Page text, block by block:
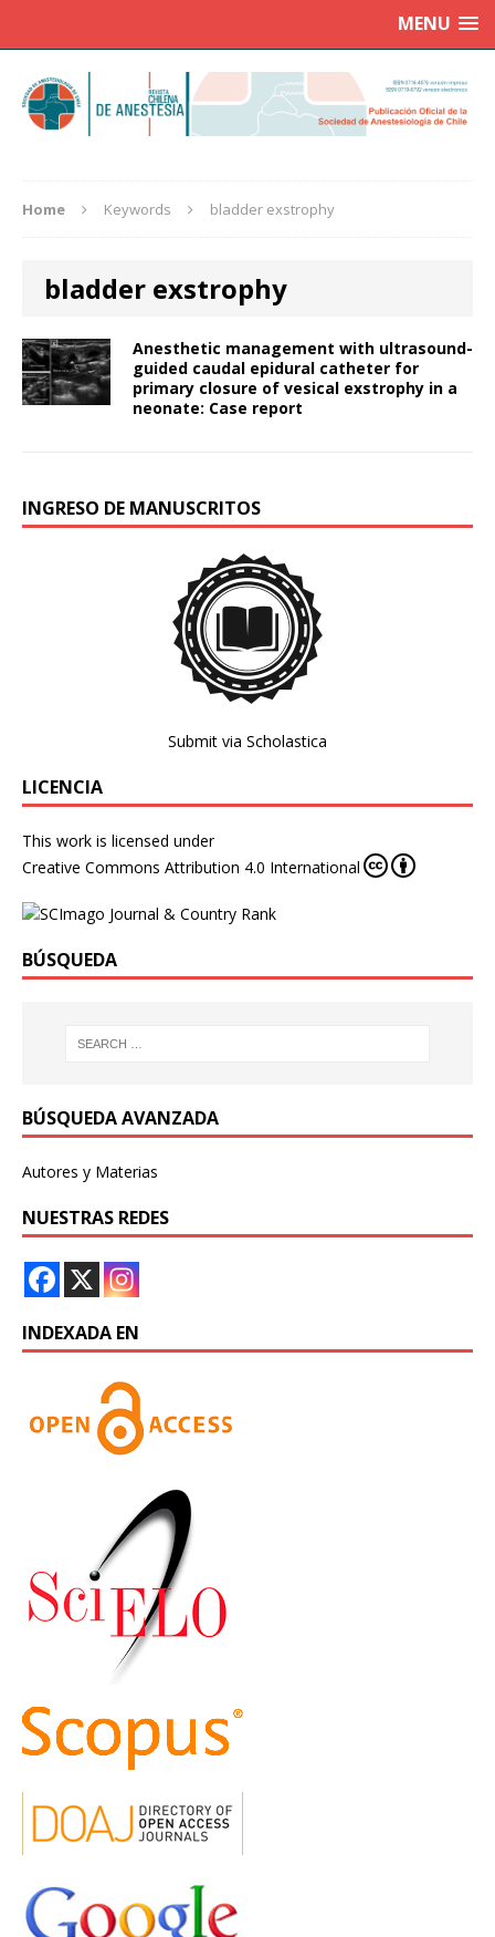
MENU
Home Keywords bladder exstrophy
bladder exstrophy
Anesthetic management with ultrasound-
guided caudal epidural catheter for
primary closure of vesical exstrophy in a
neonate: Case report
INGRESO DE MANUSCRITOS
Submit via Scholastica
LICENCIA
This work is licensed under
Creative Commons Attribution 4.0 International
BÚSQUEDA
BÚSQUEDA AVANZADA
Autores y Materias
NUESTRAS REDES
INDEXADA EN